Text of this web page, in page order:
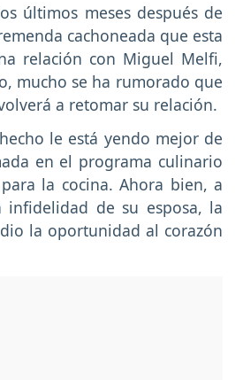
últimos meses después de
cachoneada que esta
relación con Miguel Melfi,
mucho se ha rumorado que
a retomar su relación.
le está yendo mejor de
en el programa culinario
la cocina. Ahora bien, a
de su esposa, la
la oportunidad al corazón